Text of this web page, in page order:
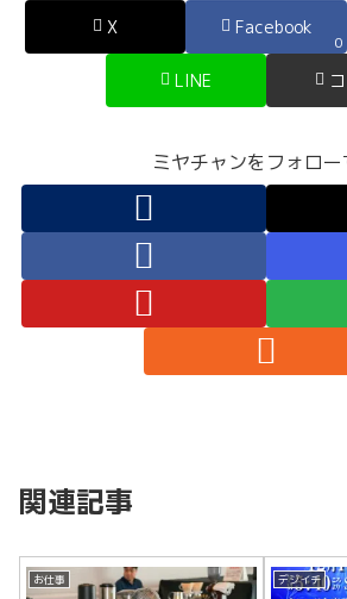
X Facebook
0
LINE
ミヤチャンをフォロー
関連記事
お仕事 デジイチ